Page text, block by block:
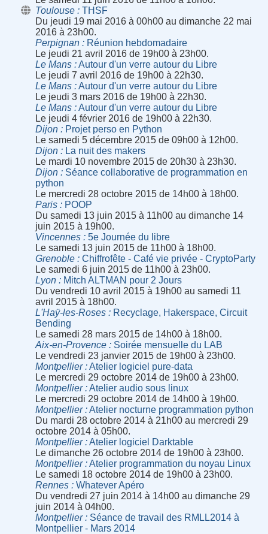
Toulouse
THSF
Du jeudi 19 mai 2016 à 00h00 au dimanche 22 mai
2016 à 23h00.
Perpignan
Réunion hebdomadaire
Le jeudi 21 avril 2016 de 19h00 à 23h00.
Le Mans
Autour d'un verre autour du Libre
Le jeudi 7 avril 2016 de 19h00 à 22h30.
Le Mans
Autour d'un verre autour du Libre
Le jeudi 3 mars 2016 de 19h00 à 22h30.
Le Mans
Autour d'un verre autour du Libre
Le jeudi 4 février 2016 de 19h00 à 22h30.
Dijon
Projet perso en Python
Le samedi 5 décembre 2015 de 09h00 à 12h00.
Dijon
La nuit des makers
Le mardi 10 novembre 2015 de 20h30 à 23h30.
Dijon
Séance collaborative de programmation en
python
Le mercredi 28 octobre 2015 de 14h00 à 18h00.
Paris
POOP
Du samedi 13 juin 2015 à 11h00 au dimanche 14
juin 2015 à 19h00.
Vincennes
5e Journée du libre
Le samedi 13 juin 2015 de 11h00 à 18h00.
Grenoble
Chiffrofête - Café vie privée - CryptoParty
Le samedi 6 juin 2015 de 11h00 à 23h00.
Lyon
Mitch ALTMAN pour 2 Jours
Du vendredi 10 avril 2015 à 19h00 au samedi 11
avril 2015 à 18h00.
L'Haÿ-les-Roses
Recyclage, Hakerspace, Circuit
Bending
Le samedi 28 mars 2015 de 14h00 à 18h00.
Aix-en-Provence
Soirée mensuelle du LAB
Le vendredi 23 janvier 2015 de 19h00 à 23h00.
Montpellier
Atelier logiciel pure-data
Le mercredi 29 octobre 2014 de 19h00 à 23h00.
Montpellier
Atelier audio sous linux
Le mercredi 29 octobre 2014 de 14h00 à 19h00.
Montpellier
Atelier nocturne programmation python
Du mardi 28 octobre 2014 à 21h00 au mercredi 29
octobre 2014 à 05h00.
Montpellier
Atelier logiciel Darktable
Le dimanche 26 octobre 2014 de 19h00 à 23h00.
Montpellier
Atelier programmation du noyau Linux
Le samedi 18 octobre 2014 de 19h00 à 23h00.
Rennes
Whatever Apéro
Du vendredi 27 juin 2014 à 14h00 au dimanche 29
juin 2014 à 04h00.
Montpellier
Séance de travail des RMLL2014 à
Montpellier - Mars 2014